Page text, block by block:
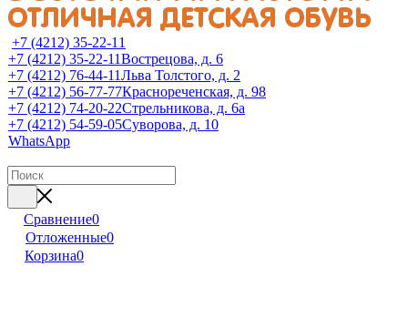
+7 (4212) 35-22-11
+7 (4212) 35-22-11Вострецова, д. 6
+7 (4212) 76-44-11Льва Толстого, д. 2
+7 (4212) 56-77-77Краснореченская, д. 98
+7 (4212) 74-20-22Стрельникова, д. 6а
+7 (4212) 54-59-05Суворова, д. 10
WhatsApp
Сравнение0
Отложенные0
Корзина0